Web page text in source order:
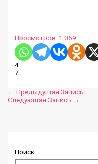
Просмотров: 1 069
4
7
← Предыдущая Запись
Следующая Запись →
Поиск